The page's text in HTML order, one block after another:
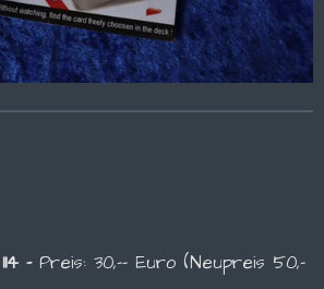
- Preis: 30,-- Euro (Neupreis 50,-